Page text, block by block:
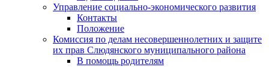
Управление социально-экономического развития
Контакты
Положение
Комиссия по делам несовершеннолетних и защите
их прав Слюдянского муниципального района
В помощь родителям